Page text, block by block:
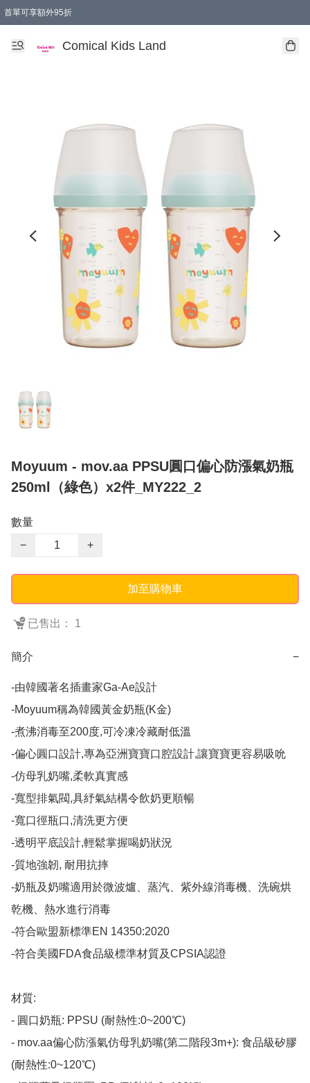
首單可享額外95折
Comical Kids Land
Moyuum - mov.aa PPSU圓口偏心防漲氣奶瓶
250ml（綠色）x2件_MY222_2
數量
−
+
加至購物車
已售出： 1
簡介 −
-由韓國著名插畫家Ga-Ae設計
-Moyuum稱為韓國黃金奶瓶(K金)
-煮沸消毒至200度,可冷凍冷藏耐低溫
-偏心圓口設計,專為亞洲寶寶口腔設計,讓寶寶更容易吸吮
-仿母乳奶嘴,柔軟真實感
-寬型排氣閥,具紓氣結構令飲奶更順暢
-寬口徑瓶口,清洗更方便
-透明平底設計,輕鬆掌握喝奶狀況
-質地強韌, 耐用抗摔
-奶瓶及奶嘴適用於微波爐、蒸汽、紫外線消毒機、洗碗烘
乾機、熱水進行消毒
-符合歐盟新標準EN 14350:2020
-符合美國FDA食品級標準材質及CPSIA認證
材質:
- 圓口奶瓶: PPSU (耐熱性:0~200℃)
- mov.aa偏心防漲氣仿母乳奶嘴(第二階段3m+): 食品級矽膠
(耐熱性:0~120℃)